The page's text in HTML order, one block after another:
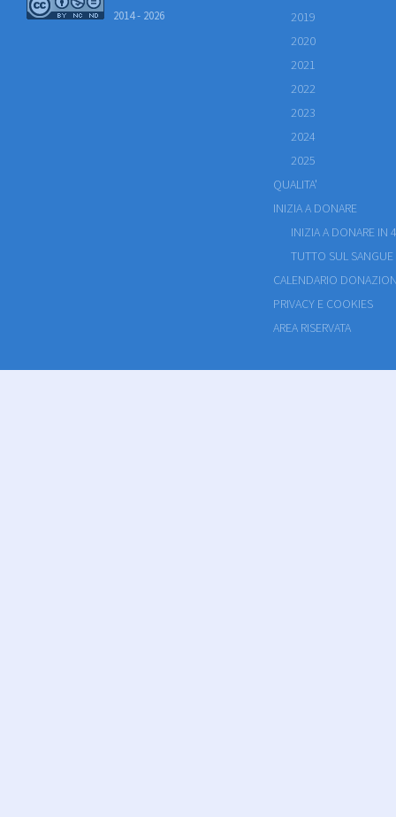
2014 - 2026
2019
2020
2021
2022
2023
2024
2025
QUALITA'
INIZIA A DONARE
INIZIA A DONARE IN
TUTTO SUL SANGUE
CALENDARIO
PRIVACY E COOKIES
AREA RISERVATA